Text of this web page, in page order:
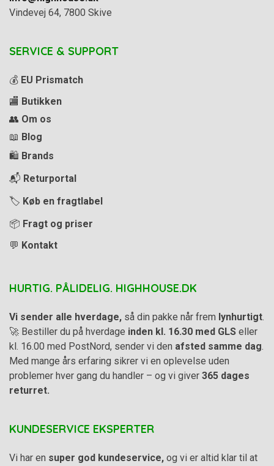
Vindevej 64, 7800 Skive
SERVICE & SUPPORT
💰 EU Prismatch
🏬 Butikken
👥 Om os
📖 Blog
🛍️ Brands
📬 Returportal
🏷️ Køb en fragtlabel
📦 Fragt og priser
💬 Kontakt
HURTIG. PÅLIDELIG. HIGHHOUSE.DK
Vi sender alle hverdage, så din pakke når frem lynhurtigt
🚀 Bestiller du på hverdage inden kl. 16.30 med GLS eller
kl. 16.00 med PostNord, sender vi den afsted samme dag
Med mange års erfaring sikrer vi en oplevelse uden
problemer hver gang du handler – og vi giver 365 dages
returret.
KUNDESERVICE EKSPERTER
Vi har en super god kundeservice, og vi er altid klar til at